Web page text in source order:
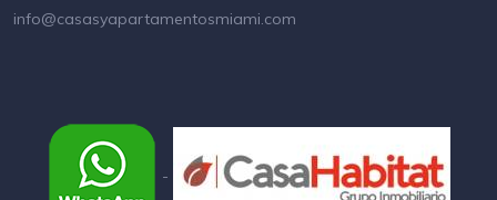
info@casasyapartamentosmiami.com
-